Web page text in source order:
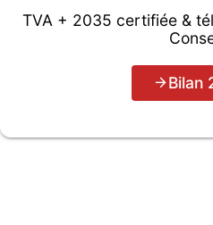
TVA + 2035 certifiée &
Bilan